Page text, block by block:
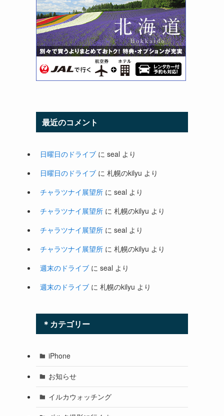
最近のコメント
日曜日のドライブ に seal より
日曜日のドライブ に 札幌のkilyu より
チャラツナイ展望所 に seal より
チャラツナイ展望所 に 札幌のkilyu より
チャラツナイ展望所 に seal より
チャラツナイ展望所 に 札幌のkilyu より
週末のドライブ に seal より
週末のドライブ に 札幌のkilyu より
＊カテゴリー
iPhone
お知らせ
イルカウォッチング